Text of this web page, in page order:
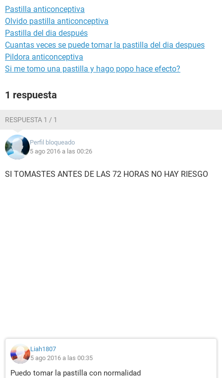
Pastilla anticonceptiva
Olvido pastilla anticonceptiva
Pastilla del dia después
Cuantas veces se puede tomar la pastilla del dia despues
Pildora anticonceptiva
Si me tomo una pastilla y hago popo hace efecto?
1 respuesta
RESPUESTA 1 / 1
Perfil bloqueado
5 ago 2016 a las 00:26
SI TOMASTES ANTES DE LAS 72 HORAS NO HAY RIESGO
Liah1807
5 ago 2016 a las 00:35
Puedo tomar la pastilla con normalidad